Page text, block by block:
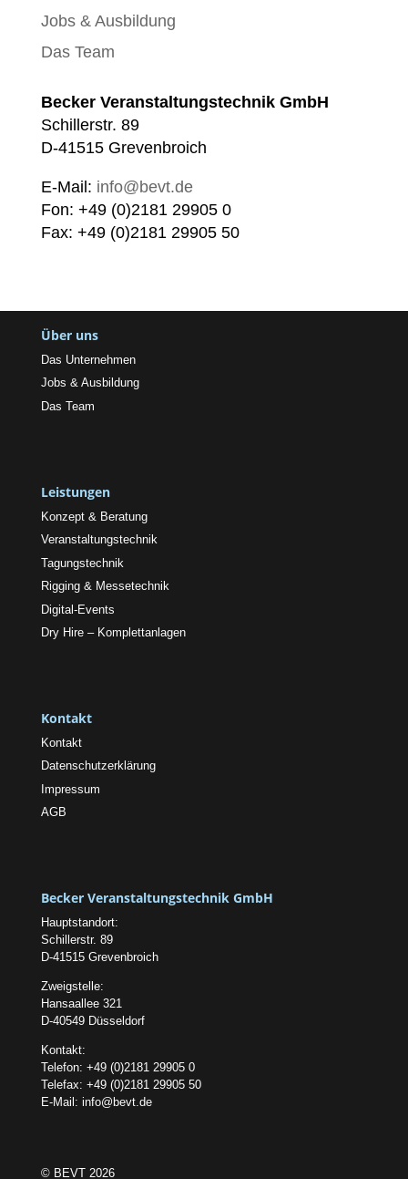
Jobs & Ausbildung
Das Team
Becker Veranstaltungstechnik GmbH
Schillerstr. 89
D-41515 Grevenbroich
E-Mail: info@bevt.de
Fon: +49 (0)2181 29905 0
Fax: +49 (0)2181 29905 50
Über uns
Das Unternehmen
Jobs & Ausbildung
Das Team
Leistungen
Konzept & Beratung
Veranstaltungstechnik
Tagungstechnik
Rigging & Messetechnik
Digital-Events
Dry Hire – Komplettanlagen
Kontakt
Kontakt
Datenschutzerklärung
Impressum
AGB
Becker Veranstaltungstechnik GmbH
Hauptstandort:
Schillerstr. 89
D-41515 Grevenbroich
Zweigstelle:
Hansaallee 321
D-40549 Düsseldorf
Kontakt:
Telefon: +49 (0)2181 29905 0
Telefax: +49 (0)2181 29905 50
E-Mail: info@bevt.de
© BEVT 2026